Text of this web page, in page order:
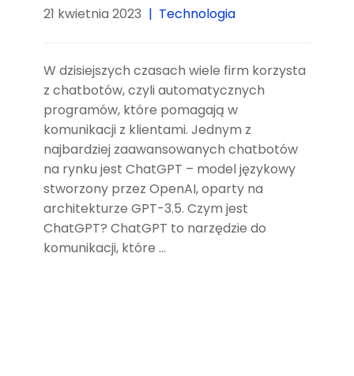
21 kwietnia 2023 Technologia
W dzisiejszych czasach wiele firm korzysta
z chatbotów, czyli automatycznych
programów, które pomagają w
komunikacji z klientami. Jednym z
najbardziej zaawansowanych chatbotów
na rynku jest ChatGPT – model językowy
stworzony przez OpenAI, oparty na
architekturze GPT-3.5. Czym jest
ChatGPT? ChatGPT to narzędzie do
komunikacji, które …